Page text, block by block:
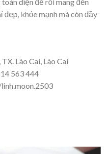
khỏe mạnh mà còn đầy
Lào Cai, Lào Cai
563 444